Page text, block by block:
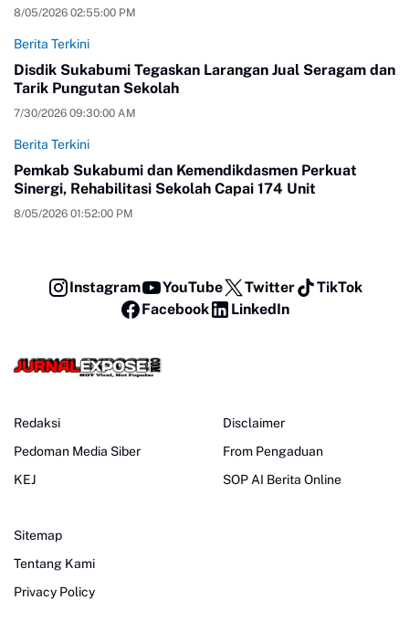
8/05/2026 02:55:00 PM
Berita Terkini
Disdik Sukabumi Tegaskan Larangan Jual Seragam dan
Tarik Pungutan Sekolah
7/30/2026 09:30:00 AM
Berita Terkini
Pemkab Sukabumi dan Kemendikdasmen Perkuat
Sinergi, Rehabilitasi Sekolah Capai 174 Unit
8/05/2026 01:52:00 PM
Instagram YouTube Twitter
TikTok
Facebook
LinkedIn
Redaksi
Pedoman Media Siber
KEJ
Disclaimer
From Pengaduan
SOP AI Berita Online
Sitemap
Tentang Kami
Privacy Policy